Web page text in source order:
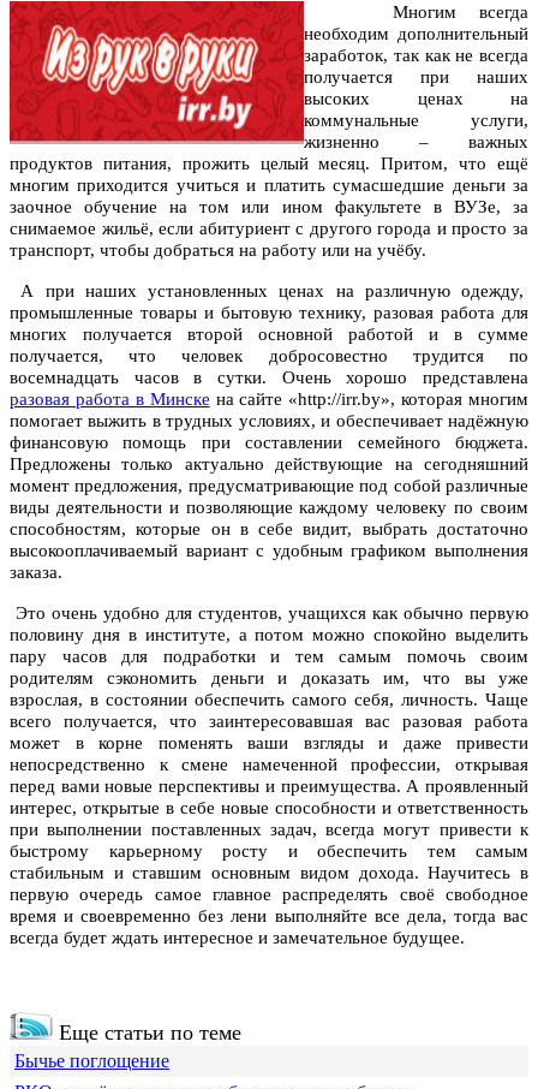
Многим всегда
необходим дополнительный
заработок, так как не всегда
получается при наших
высоких ценах на
коммунальные услуги,
жизненно – важных
продуктов питания, прожить целый месяц. Притом, что ещё
многим приходится учиться и платить сумасшедшие деньги за
заочное обучение на том или ином факультете в ВУЗе, за
снимаемое жильё, если абитуриент с другого города и просто за
транспорт, чтобы добраться на работу или на учёбу.
А при наших установленных ценах на различную одежду,
промышленные товары и бытовую технику, разовая работа для
многих получается второй основной работой и в сумме
получается, что человек добросовестно трудится по
восемнадцать часов в сутки. Очень хорошо представлена
разовая работа в Минске на сайте «http://irr.by», которая многим
помогает выжить в трудных условиях, и обеспечивает надёжную
финансовую помощь при составлении семейного бюджета.
Предложены только актуально действующие на сегодняшний
момент предложения, предусматривающие под собой различные
виды деятельности и позволяющие каждому человеку по своим
способностям, которые он в себе видит, выбрать достаточно
высокооплачиваемый вариант с удобным графиком выполнения
заказа.
Это очень удобно для студентов, учащихся как обычно первую
половину дня в институте, а потом можно спокойно выделить
пару часов для подработки и тем самым помочь своим
родителям сэкономить деньги и доказать им, что вы уже
взрослая, в состоянии обеспечить самого себя, личность. Чаще
всего получается, что заинтересовавшая вас разовая работа
может в корне поменять ваши взгляды и даже привести
непосредственно к смене намеченной профессии, открывая
перед вами новые перспективы и преимущества. А проявленный
интерес, открытые в себе новые способности и ответственность
при выполнении поставленных задач, всегда могут привести к
быстрому карьерному росту и обеспечить тем самым
стабильным и ставшим основным видом дохода. Научитесь в
первую очередь самое главное распределять своё свободное
время и своевременно без лени выполняйте все дела, тогда вас
всегда будет ждать интересное и замечательное будущее.
Еще статьи по теме
Бычье поглощение